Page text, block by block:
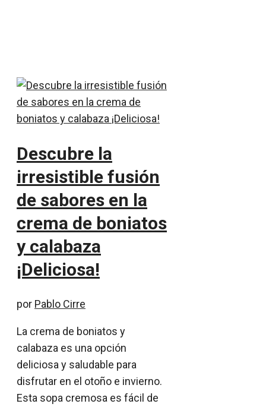
Descubre la
irresistible fusión
de sabores en la
crema de boniatos
y calabaza
¡Deliciosa!
por Pablo Cirre
La crema de boniatos y
calabaza es una opción
deliciosa y saludable para
disfrutar en el otoño e invierno.
Esta sopa cremosa es fácil de